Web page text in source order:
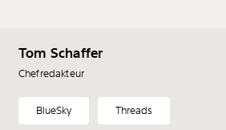
Tom Schaffer
Chefredakteur
BlueSky Threads